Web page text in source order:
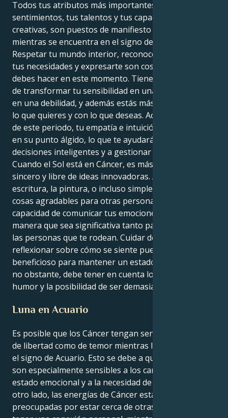
Todos tus atributos más importantes, incluidos tus
sentimientos, tus talentos y tus capacidades
creativas, son puestos de manifiesto por el Sol
mientras se encuentra en el signo de Cáncer.
Respetar tu mundo interior, reconocer y satisfacer
tus necesidades y expresarte son cosas cruciales que
debes hacer en este momento. Tienes la capacidad
de transformar tu sensibilidad en una fortaleza y no
en una debilidad, y además estás más en sintonía con
lo que quieres y con lo que deseas. Además, a lo largo
de este periodo, tu empatía e intuición innatas están
en su punto álgido, lo que te ayudará a tomar
decisiones inteligentes y a gestionar tus relaciones.
Cuando el Sol está en Cáncer, es más sencillo ser
sincero y libre de ideas innovadoras. A través de la
escritura, la pintura, o incluso simplemente haciendo
cosas agradables para otras personas, tienes la
capacidad de comunicar tus emociones de una
manera que sea significativa tanto para ti como para
las personas que te rodean. Cuidar de uno mismo y
reflexionar sobre cómo se siente puede ser
beneficioso para mantener un estado de equilibrio;
no obstante, debe tener en cuenta los cambios de
humor y la posibilidad de ser demasiado sensible.
Luna en Acuario
Es posible que los Cáncer tengan sensaciones tanto
de libertad como de temor mientras la Luna esté en
el signo de Acuario. Esto se debe a que los Cáncer
son especialmente sensibles a los cambios en su
estado emocional y a la necesidad de seguridad. Por
otro lado, las energías de Cáncer están más
preocupadas por estar cerca de otras personas y